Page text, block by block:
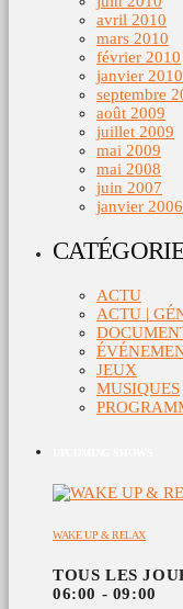
avril 2010
mars 2010
février 2010
janvier 2010
septembre
août 2009
juillet 2009
mai 2009
mai 2008
juin 2007
janvier 2006
ACTU
ACTU |
JEUX
MUSIQUES
WAKE UP & RELAX
TOUS LES
06:00 - 09:00